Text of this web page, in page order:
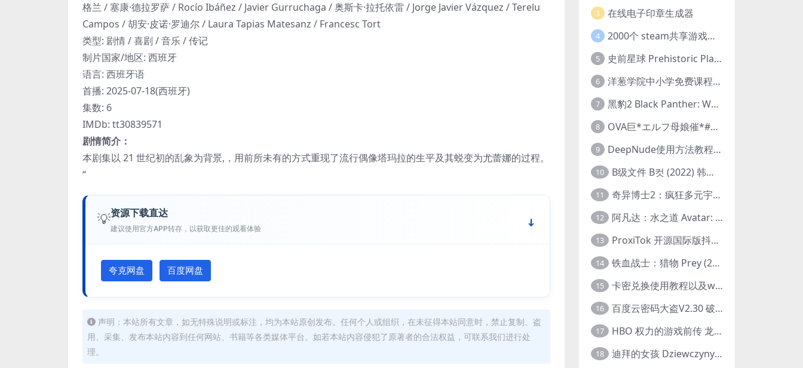
格兰 / 塞康·德拉罗萨 / Rocío Ibáñez / Javier Gurruchaga / 奥斯卡·拉托依雷 / Jorge Javier Vázquez / Terelu
Campos / 胡安·皮诺·罗迪尔 / Laura Tapias Matesanz / Francesc Tort
类型: 剧情 / 喜剧 / 音乐 / 传记
制片国家/地区: 西班牙
语言: 西班牙语
首播: 2025-07-18(西班牙)
集数: 6
IMDb: tt30839571
剧情简介：
本剧集以 21 世纪初的乱象为背景,，用前所未有的方式重现了流行偶像塔玛拉的生平及其蜕变为尤蕾娜的过程。
“
💡资源下载直达
建议使用官方APP转存，以获取更佳的观看体验
夸克网盘 百度网盘
声明：本站所有文章，如无特殊说明或标注，均为本站原创发布。任何个人或组织，在未征得本站同意时，禁止复制、盗
用、采集、发布本站内容到任何网站、书籍等各类媒体平台。如若本站内容侵犯了原著者的合法权益，可联系我们进行处
理。
3 在线电子印章生成器
4 2000个 steam共享游戏账号 离线steam账号分享
5 史前星球 Prehistoric Planet (2022) 中字 1080p 高清 阿里云盘 2022.5.27已更新全集
6 洋葱学院中小学免费课程集合 云盘下载
7 黑豹2 Black Panther: Wakanda Forever (2022) 高清版
8 OVA巨*エルフ母娘催*#1エルフの国を蹂*する男。汚された女王と姫
9 DeepNude使用方法教程FAQ
10 B级文件 B컷 (2022) 韩国大尺度剧情电影 1080P 中字
11 奇异博士2：疯狂多元宇宙 Doctor Strange in the Multiverse of Madness (2022) 高清版1080p
12 阿凡达：水之道 Avatar: The Way of Water (2022) 1080p 2k 4k 中文字幕
13 ProxiTok 开源国际版抖音TikTok网页版 国内网络直连
14 铁血战士：猎物 Prey (2022) 中英字幕 1080P
15 卡密兑换使用教程以及windows使用教程
16 百度云密码大盗V2.30 破解分享链接提取码
17 HBO 权力的游戏前传 龙之家族 House of the Dragon (2022) 中字 1080P 更新4集
18 迪拜的女孩 Dziewczyny z Dubaju (2021) 1080P 中字